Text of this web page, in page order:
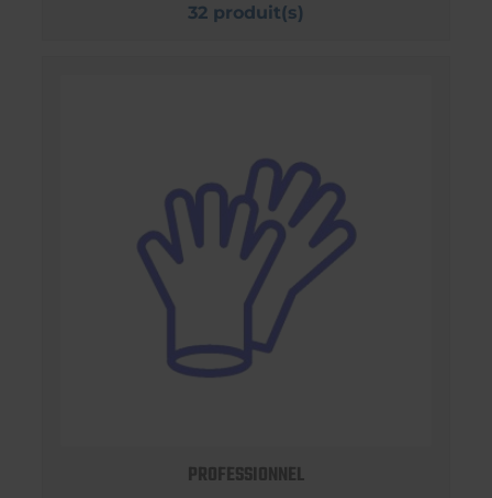
32 produit(s)
PROFESSIONNEL